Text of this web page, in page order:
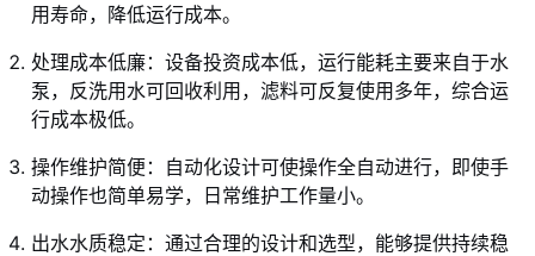
用寿命，降低运行成本。
处理成本低廉：设备投资成本低，运行能耗主要来自于水
泵，反洗用水可回收利用，滤料可反复使用多年，综合运
行成本极低。
操作维护简便：自动化设计可使操作全自动进行，即使手
动操作也简单易学，日常维护工作量小。
出水水质稳定：通过合理的设计和选型，能够提供持续稳